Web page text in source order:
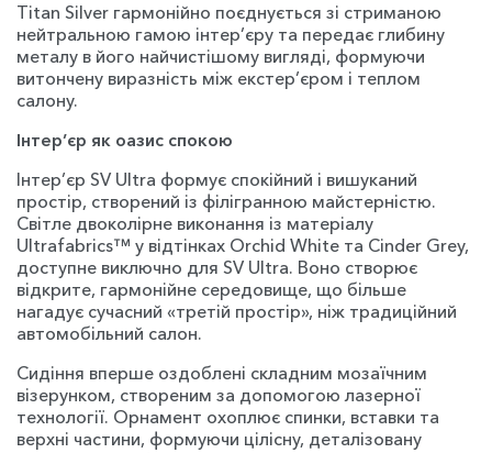
Titan Silver гармонійно поєднується зі стриманою
нейтральною гамою інтер’єру та передає глибину
металу в його найчистішому вигляді, формуючи
витончену виразність між екстер’єром і теплом
салону.
Інтер’єр як оазис спокою
Інтер’єр SV Ultra формує спокійний і вишуканий
простір, створений із філігранною майстерністю.
Світле двоколірне виконання із матеріалу
Ultrafabrics™ у відтінках Orchid White та Cinder Grey,
доступне виключно для SV Ultra. Воно створює
відкрите, гармонійне середовище, що більше
нагадує сучасний «третій простір», ніж традиційний
автомобільний салон.
Сидіння вперше оздоблені складним мозаїчним
візерунком, створеним за допомогою лазерної
технології. Орнамент охоплює спинки, вставки та
верхні частини, формуючи цілісну, деталізовану